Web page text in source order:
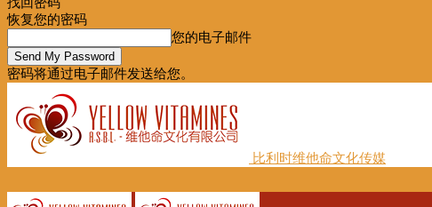
恢复您的密码
您的电子邮件
密码将通过电子邮件发送给您。
比利时维他命文化传媒